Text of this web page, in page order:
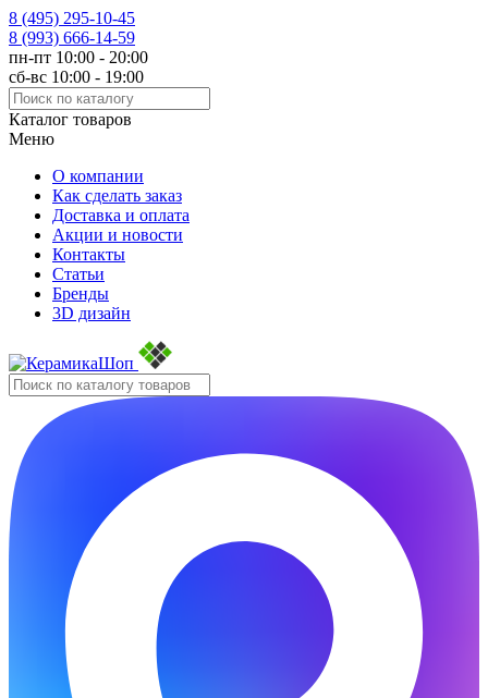
8 (495) 295-10-45
8 (993) 666-14-59
пн-пт 10:00 - 20:00
сб-вс 10:00 - 19:00
Каталог товаров
Меню
О компании
Как сделать заказ
Доставка и оплата
Акции и новости
Контакты
Статьи
Бренды
3D дизайн